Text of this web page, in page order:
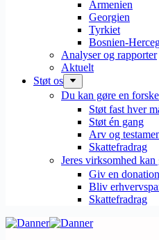
Armenien
Georgien
Tyrkiet
Bosnien-
Analyser og rapporter
Aktuelt
Støt os
Du kan gøre en
Støt fast hver
Støt én gang
Arv og
Skattefradrag
Jeres virksomhed
Giv en donation
Bliv
Skattefradrag